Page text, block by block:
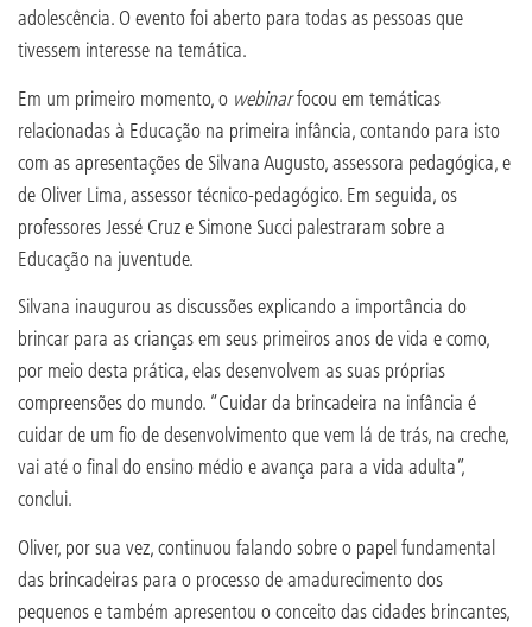
adolescência. O evento foi aberto para todas as pessoas que
tivessem interesse na temática.
Em um primeiro momento, o webinarfocou em temáticas
relacionadas à Educação na primeira infância, contando para isto
com as apresentações de Silvana Augusto, assessora pedagógica, e
de Oliver Lima, assessor técnico-pedagógico. Em seguida, os
professores Jessé Cruz e Simone Succi palestraram sobre a
Educação na juventude.
Silvana inaugurou as discussões explicando a importância do
brincar para as crianças em seus primeiros anos de vida e como,
por meio desta prática, elas desenvolvem as suas próprias
compreensões do mundo. “Cuidar da brincadeira na infância é
cuidar de um fio de desenvolvimento que vem lá de trás, na creche,
vai até o final do ensino médio e avança para a vida adulta”,
conclui.
Oliver, por sua vez, continuou falando sobre o papel fundamental
das brincadeiras para o processo de amadurecimento dos
pequenos e também apresentou o conceito das cidades brincantes,